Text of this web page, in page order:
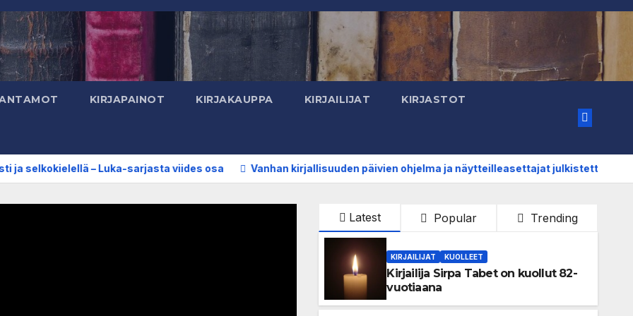
KIRJAPAINOT KIRJAKAUPPA KIRJAILIJAT KIRJASTOT
– Luka-sarjasta viides osa Vanhan kirjallisuuden päivien ohjelma ja näytteilleasettajat julkistettu
Latest Popular Trending
KIRJAILIJAT KUOLLEET
Kirjailija Sirpa Tabet on kuollut 82-
vuotiaana